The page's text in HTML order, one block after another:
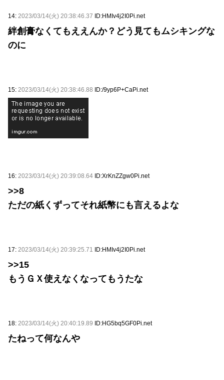
14: 2023/03/14(火) 20:38:46.37 ID:HMIv4j2I0Pi.net
絆創膏なくてもええんか？どう見てもムシキングな
のに
15: 2023/03/14(火) 20:38:46.88 ID:/9yp6P+CaPi.net
16: 2023/03/14(火) 20:39:08.64 ID:XrKnZZgw0Pi.net
>>8
ただの紙くずってそれ紙幣にも言えるよな
17: 2023/03/14(火) 20:39:25.71 ID:HMIv4j2I0Pi.net
>>15
もうＧＸ使えなくなってもうたな
18: 2023/03/14(火) 20:40:19.89 ID:HG5bq5GF0Pi.net
たねって何なんや